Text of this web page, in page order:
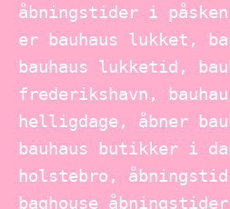
åbningstider i
er bauhaus lukket,
bauhaus lukketid,
frederikshavn,
helligdage, åbner
bauhaus butikker i
holstebro, åbningstid
baghouse